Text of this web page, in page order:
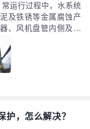
运行过程中，水系统
及铁锈等金属腐蚀产
、风机盘管内侧及管
逐渐变小，直接影响
积物完全掩盖换热器
一毫米水垢足以使中
时增加冷凝器压力，
。
护，怎么解决？